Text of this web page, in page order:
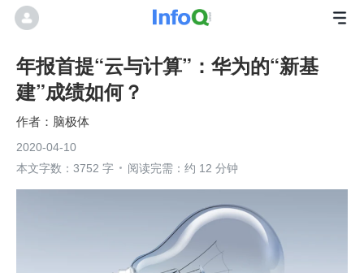
年报首提“云与计算”：华为的“新基
建”成绩如何？
脑极体
2020-04-10
本文字数：3752 字
阅读完需：约 12 分钟